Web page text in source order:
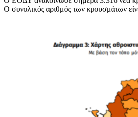
Ο συνολικός αριθμός των κρουσμάτων